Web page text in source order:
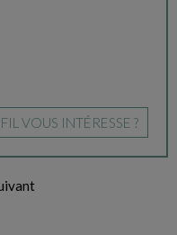
VOUS INTÉRESSE ?